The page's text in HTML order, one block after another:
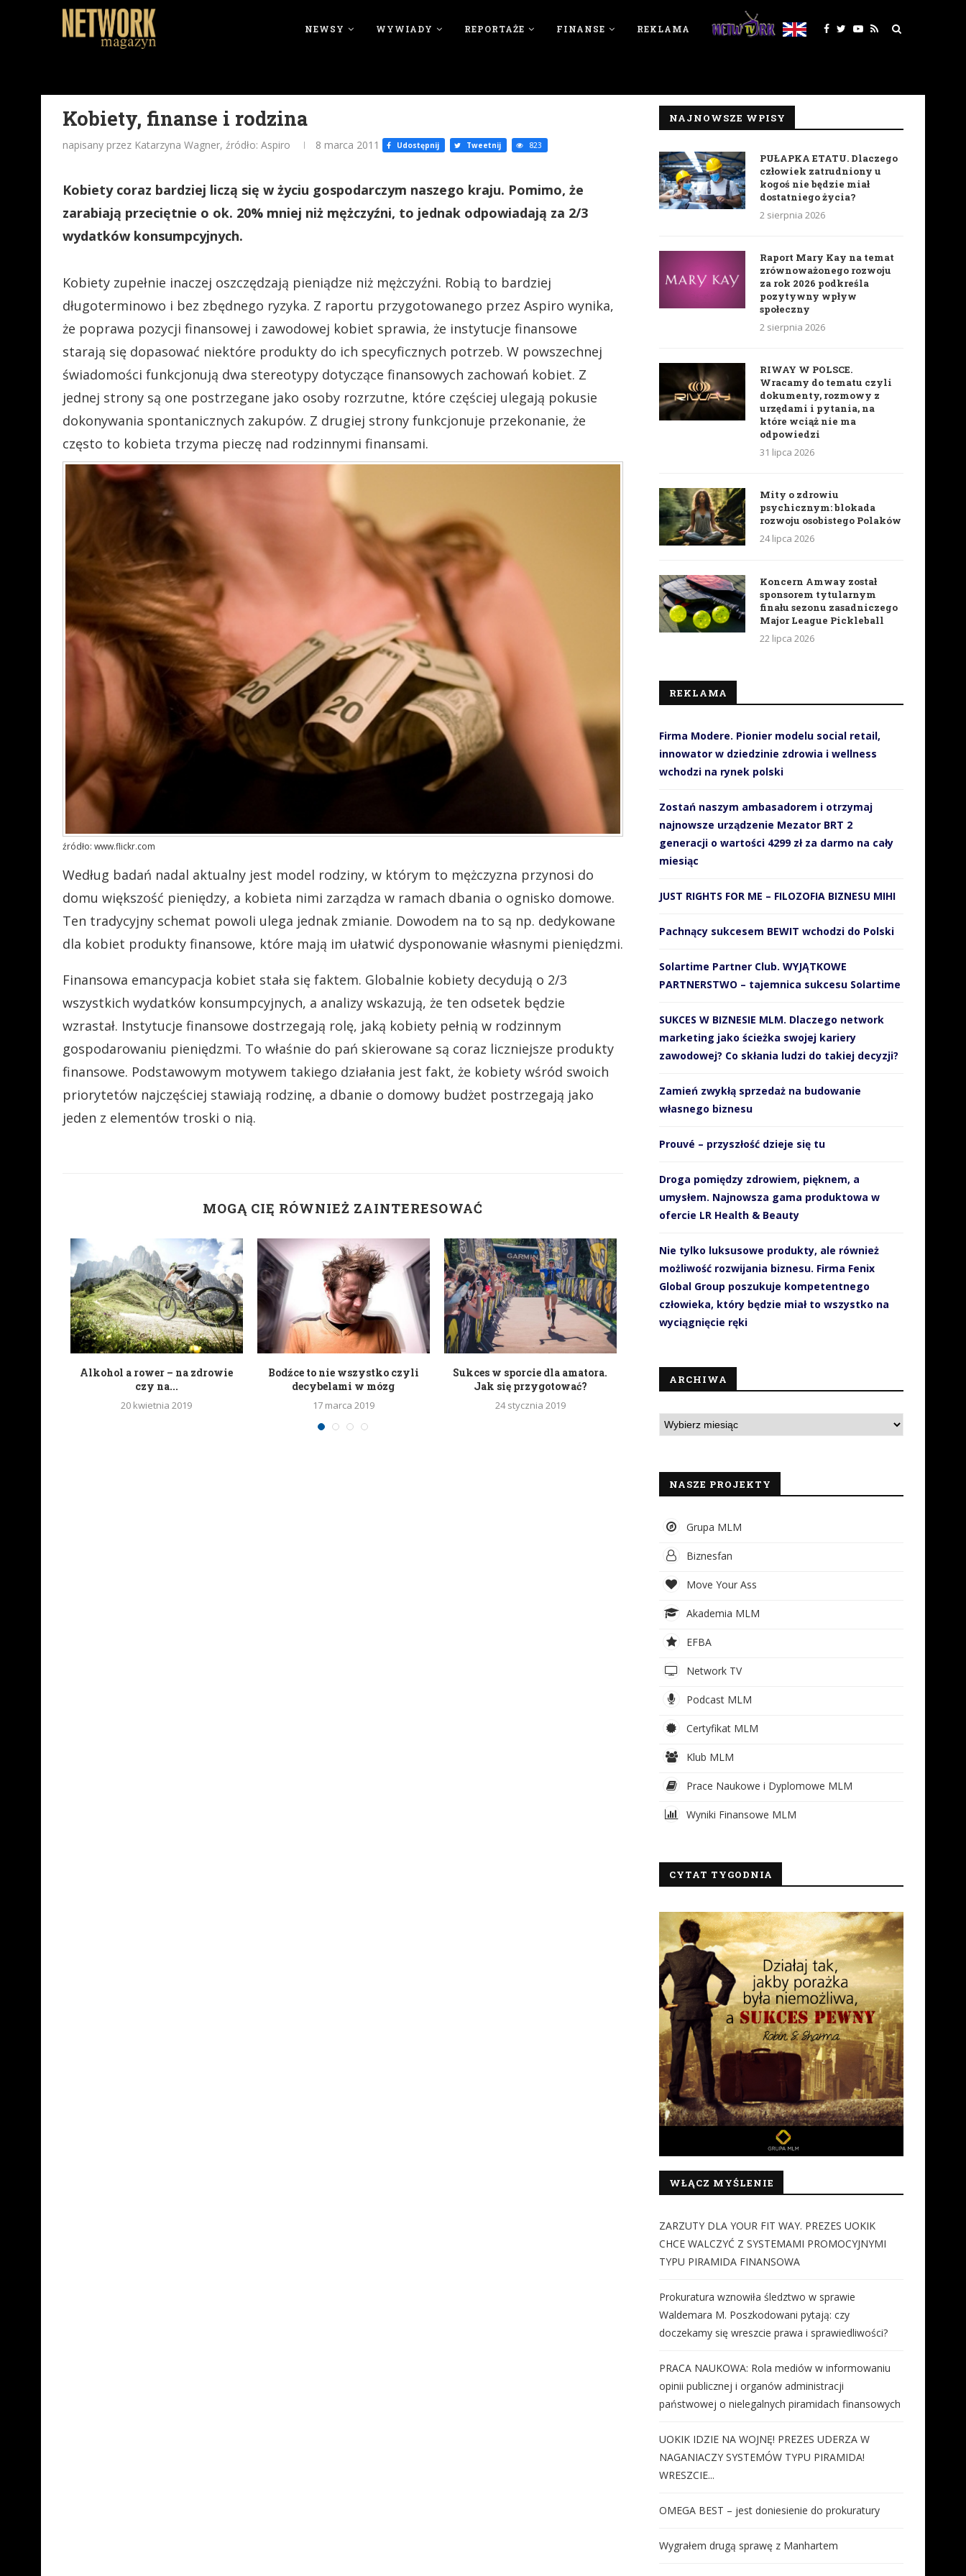
NEWSY WYWIADY REPORTAŻE FINANSE REKLAMA
Kobiety, finanse i rodzina
napisany przez Katarzyna Wagner, źródło: Aspiro 8 marca 2011 Udostępnij Tweetnij 823
Kobiety coraz bardziej liczą się w życiu gospodarczym naszego kraju. Pomimo, że
zarabiają przeciętnie o ok. 20% mniej niż mężczyźni, to jednak odpowiadają za 2/3
wydatków konsumpcyjnych.
Kobiety zupełnie inaczej oszczędzają pieniądze niż mężczyźni. Robią to bardziej
długoterminowo i bez zbędnego ryzyka. Z raportu przygotowanego przez Aspiro wynika,
że poprawa pozycji finansowej i zawodowej kobiet sprawia, że instytucje finansowe
starają się dopasować niektóre produkty do ich specyficznych potrzeb. W powszechnej
świadomości funkcjonują dwa stereotypy dotyczące finansowych zachowań kobiet. Z
jednej strony są one postrzegane jako osoby rozrzutne, które częściej ulegają pokusie
dokonywania spontanicznych zakupów. Z drugiej strony funkcjonuje przekonanie, że
często to kobieta trzyma pieczę nad rodzinnymi finansami.
źródło: www.flickr.com
Według badań nadal aktualny jest model rodziny, w którym to mężczyzna przynosi do
domu większość pieniędzy, a kobieta nimi zarządza w ramach dbania o ognisko domowe.
Ten tradycyjny schemat powoli ulega jednak zmianie. Dowodem na to są np. dedykowane
dla kobiet produkty finansowe, które mają im ułatwić dysponowanie własnymi pieniędzmi.
Finansowa emancypacja kobiet stała się faktem. Globalnie kobiety decydują o 2/3
wszystkich wydatków konsumpcyjnych, a analizy wskazują, że ten odsetek będzie
wzrastał. Instytucje finansowe dostrzegają rolę, jaką kobiety pełnią w rodzinnym
gospodarowaniu pieniędzmi. To właśnie do pań skierowane są coraz liczniejsze produkty
finansowe. Podstawowym motywem takiego działania jest fakt, że kobiety wśród swoich
priorytetów najczęściej stawiają rodzinę, a dbanie o domowy budżet postrzegają jako
jeden z elementów troski o nią.
MOGĄ CIĘ RÓWNIEŻ ZAINTERESOWAĆ
Alkohol a rower – na zdrowie
czy na...
20 kwietnia 2019
Bodźce to nie wszystko czyli
decybelami w mózg
17 marca 2019
Sukces w sporcie dla amatora.
Jak się przygotować?
24 stycznia 2019
organizacyjnie i finansowo
10 stycznia 2019
NAJNOWSZE WPISY
PUŁAPKA ETATU. Dlaczego
człowiek zatrudniony u
kogoś nie będzie miał
dostatniego życia?
2 sierpnia 2026
Raport Mary Kay na temat
zrównoważonego rozwoju
za rok 2026 podkreśla
pozytywny wpływ
społeczny
2 sierpnia 2026
RIWAY W POLSCE.
Wracamy do tematu czyli
dokumenty, rozmowy z
urzędami i pytania, na
które wciąż nie ma
odpowiedzi
31 lipca 2026
Mity o zdrowiu
psychicznym: blokada
rozwoju osobistego Polaków
24 lipca 2026
Koncern Amway został
sponsorem tytularnym
finału sezonu zasadniczego
Major League Pickleball
22 lipca 2026
REKLAMA
Firma Modere. Pionier modelu social retail,
innowator w dziedzinie zdrowia i wellness
wchodzi na rynek polski
Zostań naszym ambasadorem i otrzymaj
najnowsze urządzenie Mezator BRT 2
generacji o wartości 4299 zł za darmo na cały
miesiąc
JUST RIGHTS FOR ME – FILOZOFIA BIZNESU MIHI
Pachnący sukcesem BEWIT wchodzi do Polski
Solartime Partner Club. WYJĄTKOWE
PARTNERSTWO – tajemnica sukcesu Solartime
SUKCES W BIZNESIE MLM. Dlaczego network
marketing jako ścieżka swojej kariery
zawodowej? Co skłania ludzi do takiej decyzji?
Zamień zwykłą sprzedaż na budowanie
własnego biznesu
Prouvé – przyszłość dzieje się tu
Droga pomiędzy zdrowiem, pięknem, a
umysłem. Najnowsza gama produktowa w
ofercie LR Health & Beauty
Nie tylko luksusowe produkty, ale również
możliwość rozwijania biznesu. Firma Fenix
Global Group poszukuje kompetentnego
człowieka, który będzie miał to wszystko na
wyciągnięcie ręki
ARCHIWA
NASZE PROJEKTY
Grupa MLM
Biznesfan
Move Your Ass
Akademia MLM
EFBA
Network TV
Podcast MLM
Certyfikat MLM
Klub MLM
Prace Naukowe i Dyplomowe MLM
Wyniki Finansowe MLM
CYTAT TYGODNIA
WŁĄCZ MYŚLENIE
ZARZUTY DLA YOUR FIT WAY. PREZES UOKIK
CHCE WALCZYĆ Z SYSTEMAMI PROMOCYJNYMI
TYPU PIRAMIDA FINANSOWA
Prokuratura wznowiła śledztwo w sprawie
Waldemara M. Poszkodowani pytają: czy
doczekamy się wreszcie prawa i sprawiedliwości?
PRACA NAUKOWA: Rola mediów w informowaniu
opinii publicznej i organów administracji
państwowej o nielegalnych piramidach finansowych
UOKIK IDZIE NA WOJNĘ! PREZES UDERZA W
NAGANIACZY SYSTEMÓW TYPU PIRAMIDA!
WRESZCIE...
OMEGA BEST – jest doniesienie do prokuratury
Wygrałem drugą sprawę z Manhartem